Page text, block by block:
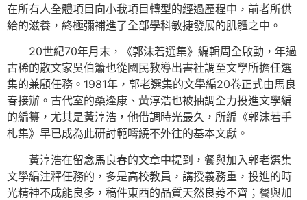
在所有人全體項目向小我項目轉型的經過歷程中，前者所供
給的滋養，終極彌補進了全部學科敏捷發展的肌體之中。
20世紀70年月末，《郭沫若選集》編輯周全啟動，年過
古稀的散文家吳伯簫也從國民教導出書社調至文學所擔任選
集的兼顧任務。1981年，郭老選集的文學編20卷正式由馬良
春接辦。古代室的桑逢康、黃淳浩也被抽調全力投進文學編
的編纂，尤其是黃淳浩，他借調時光最久，所編《郭沫若手
札集》早已成為此研討範疇繞不外往的基本文獻。
黃淳浩在留念馬良春的文章中提到，餐與加入郭老選集
文學編注釋任務的，多是高校教員，講授義務重，投進的時
光精神不成能良多，稿件東西的品質天然良莠不齊；餐與加